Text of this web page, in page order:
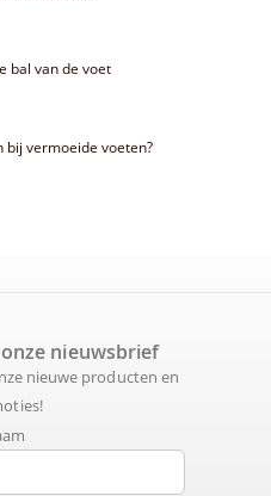
bal van de voet
bij vermoeide voeten?
nieuwsbrief
nieuwe producten en